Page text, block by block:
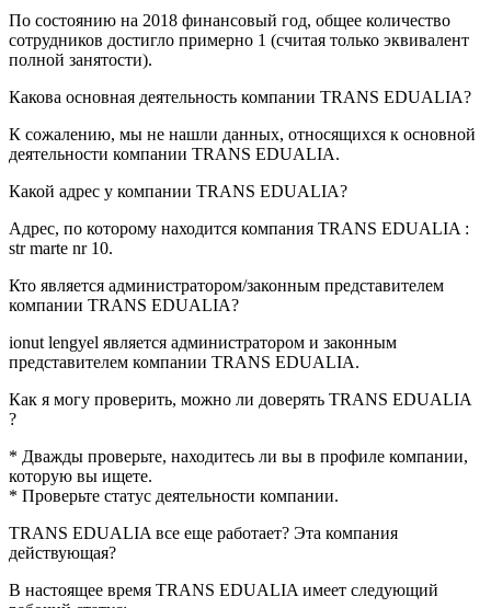
По состоянию на 2018 финансовый год, общее количество
сотрудников достигло примерно 1 (считая только эквивалент
полной занятости).
Какова основная деятельность компании TRANS EDUALIA?
К сожалению, мы не нашли данных, относящихся к основной
деятельности компании TRANS EDUALIA.
Какой адрес у компании TRANS EDUALIA?
Адрес, по которому находится компания TRANS EDUALIA :
str marte nr 10.
Кто является администратором/законным представителем
компании TRANS EDUALIA?
ionut lengyel является администратором и законным
представителем компании TRANS EDUALIA.
Как я могу проверить, можно ли доверять TRANS EDUALIA
?
* Дважды проверьте, находитесь ли вы в профиле компании,
которую вы ищете.
* Проверьте статус деятельности компании.
TRANS EDUALIA все еще работает? Эта компания
действующая?
В настоящее время TRANS EDUALIA имеет следующий